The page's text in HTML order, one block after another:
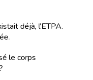
déjà, l’ETPA.
le corps